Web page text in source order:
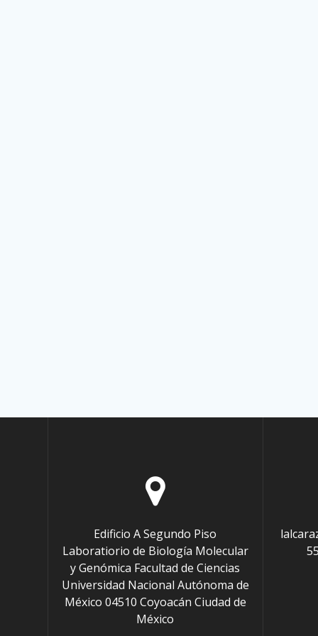
Edificio A Segundo Piso
Laboratiorio de Biología Molecular
y Genómica Facultad de Ciencias
Universidad Nacional Autónoma de
México 04510 Coyoacán Ciudad de
México